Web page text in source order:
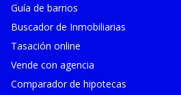
Guía de barrios
Buscador de Inmobiliarias
Tasación online
Vende con agencia
Comparador de hipotecas